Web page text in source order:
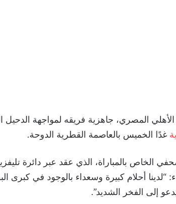
المصري، جاهزية فريقه لمواجهة الدحيل
غدًا الخميس بالعاصمة القطرية الدوحة.
الخاص بالمباراة، الذي عقد عبر دائرة
“لدينا أحلام كبيرة وسعداء بالوجود في كبرى
إلى الفخر الشديد”.